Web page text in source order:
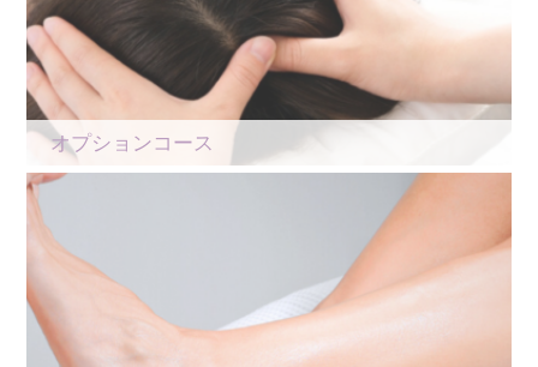
オプションコース